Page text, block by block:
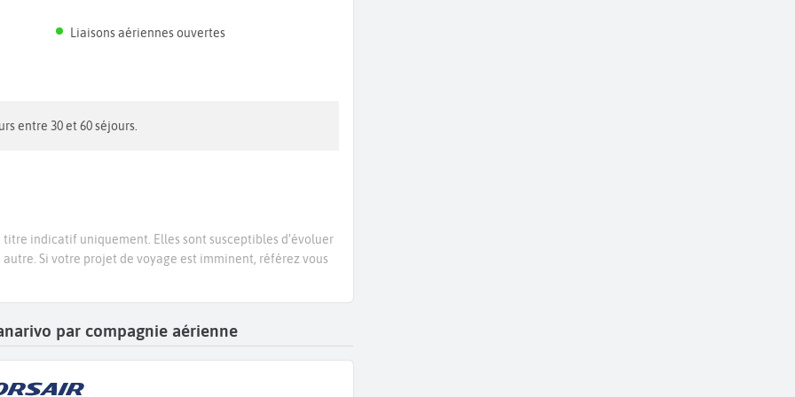
Liaisons aériennes ouvertes
entre 30 et 60 séjours.
indicatif uniquement. Elles sont susceptibles d’évoluer
Si votre projet de voyage est imminent, référez vous
par compagnie aérienne